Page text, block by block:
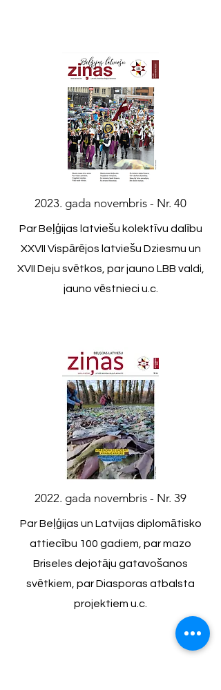
2023. gada novembris - Nr. 40
Par Beļģijas latviešu kolektīvu dalību
XXVII Vispārējos latviešu Dziesmu un
XVII Deju svētkos, par jauno LBB valdi,
jauno vēstnieci u.c.
2022. gada novembris - Nr. 39
Par Beļģijas un Latvijas diplomātisko
attiecību 100 gadiem, par mazo
Briseles dejotāju gatavošanos
svētkiem, par Diasporas atbalsta
projektiem u.c.